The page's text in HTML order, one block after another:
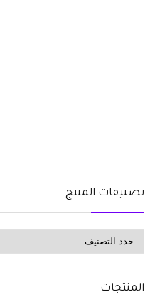
تصنيفات المنتج
المنتجات